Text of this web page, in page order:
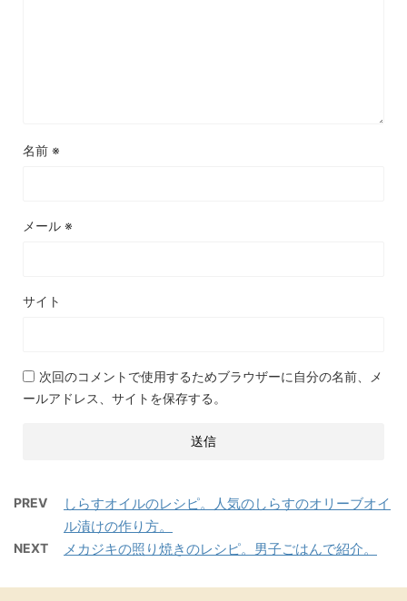
名前 ※
メール ※
サイト
次回のコメントで使用するためブラウザーに自分の名前、メ
ールアドレス、サイトを保存する。
PREV
しらすオイルのレシピ。人気のしらすのオリーブオイ
ル漬けの作り方。
NEXT メカジキの照り焼きのレシピ。男子ごはんで紹介。